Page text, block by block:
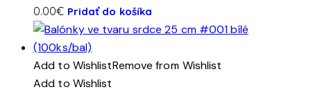
0.00€ Pridať do košíka
Add to WishlistRemove from Wishlist
Add to Wishlist